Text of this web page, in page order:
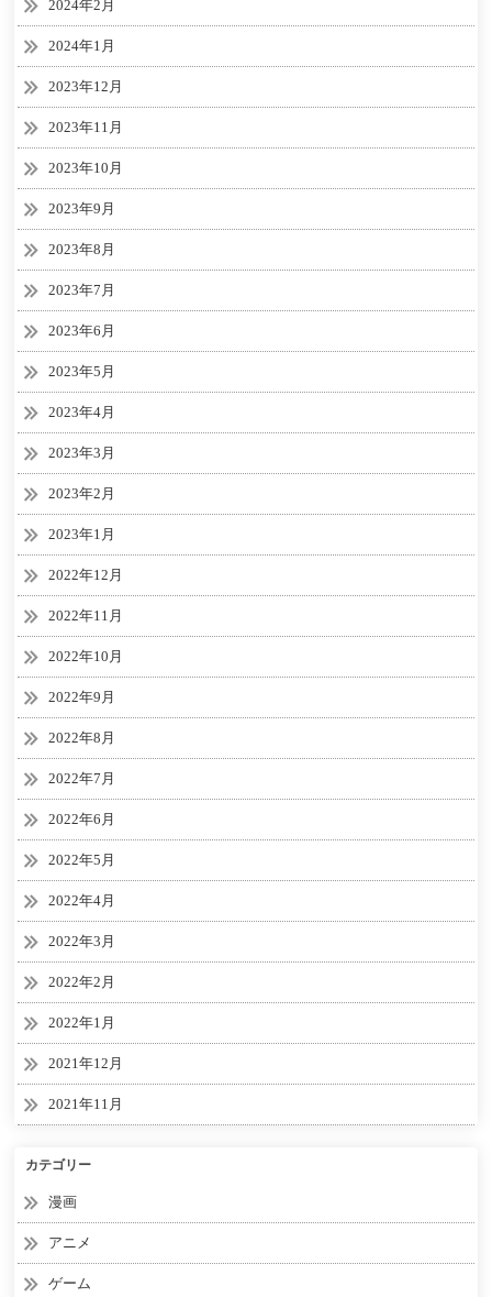
2024年2月
2024年1月
2023年12月
2023年11月
2023年10月
2023年9月
2023年8月
2023年7月
2023年6月
2023年5月
2023年4月
2023年3月
2023年2月
2023年1月
2022年12月
2022年11月
2022年10月
2022年9月
2022年8月
2022年7月
2022年6月
2022年5月
2022年4月
2022年3月
2022年2月
2022年1月
2021年12月
2021年11月
カテゴリー
漫画
アニメ
ゲーム